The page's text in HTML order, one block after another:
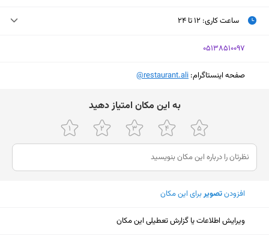
ساعت کاری: ۱۲ تا ۲۴
سه‌شنبه (امروز)
شنبه
۱۲ تا ۲۴
یکشنبه
۱۲ تا ۲۴
دوشنبه
‎05138510097
صفحه اینستاگرام: ‎@restaurant.ali
ﺑﻪ اﯾﻦ ﻣﮑﺎن اﻣﺘﯿﺎز دﻫﯿﺪ
افزودنتصویربرای این مکان
ویرایش اطلاعات یا گزارش تعطیلی این مکان